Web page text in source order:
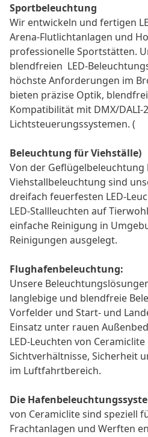
Sportbeleuchtung
Wir entwickeln und fertigen
Arena-Flutlichtanlagen und
professionelle Sportstätten.
blendfreien LED-
höchste Anforderungen im
bieten präzise Optik,
Kompatibilität mit DMX/DALI-
Lichtsteuerungssystemen. (
Beleuchtung für Viehställe)
Von der Geflügelbeleuchtung
Viehstallbeleuchtung sind
dreifach feuerfesten LED-
LED-Stallleuchten auf
einfache Reinigung in
Reinigungen ausgelegt.
Flughafenbeleuchtung:
Unsere
langlebige und blendfreie
Vorfelder und Start- und
Einsatz unter rauen
LED-Leuchten von Ceramiclite
Sichtverhältnisse, Sicherheit
im Luftfahrtbereich.
Die
von Ceramiclite sind speziell
Frachtanlagen und Werften